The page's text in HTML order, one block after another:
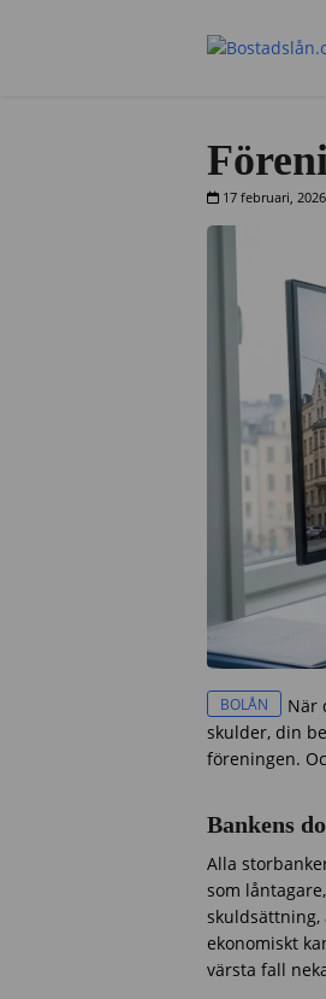
17 februari, 2026
BOLÅN
När
skulder, din
föreningen.
Bankens
Alla
som
skuldsättning,
ekonomiskt
värsta fall